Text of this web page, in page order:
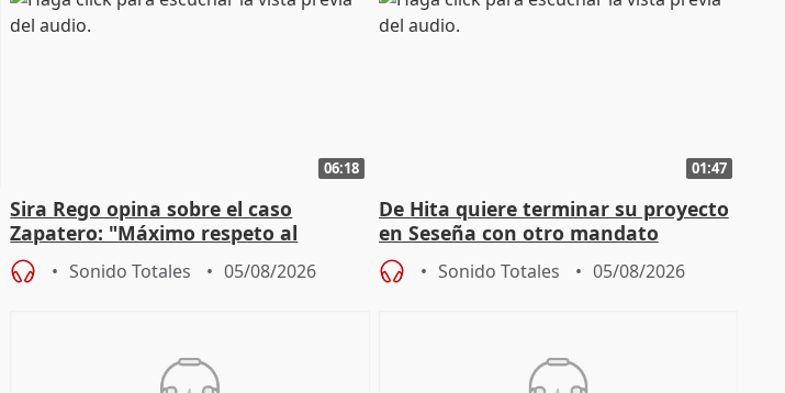
06:18
Sira Rego opina sobre el caso
Zapatero: "Máximo respeto al
proceso judicial"
Sonido Totales 05/08/2026
01:47
De Hita quiere terminar su proyecto
en Seseña con otro mandato
Sonido Totales 05/08/2026